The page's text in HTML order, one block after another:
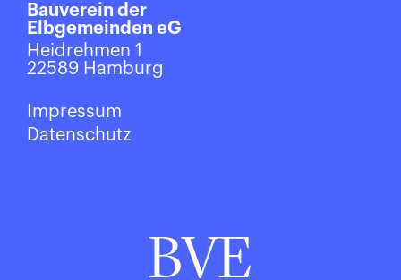
BVE
Bauverein der
Elbgemeinden eG
Heidrehmen 1
22589 Hamburg
Impressum
Datenschutz